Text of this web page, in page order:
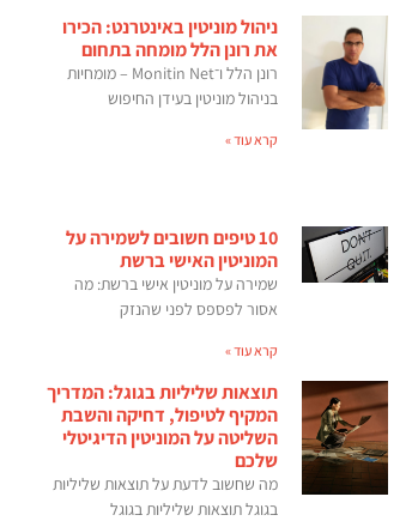
ניהול מוניטין באינטרנט: הכירו
את רונן הלל מומחה בתחום
רונן הלל ו־Monitin Net – מומחיות
בניהול מוניטין בעידן החיפוש
קרא עוד »
10 טיפים חשובים לשמירה על
המוניטין האישי ברשת
שמירה על מוניטין אישי ברשת: מה
אסור לפספס לפני שהנזק
קרא עוד »
תוצאות שליליות בגוגל: המדריך
המקיף לטיפול, דחיקה והשבת
השליטה על המוניטין הדיגיטלי
שלכם
מה שחשוב לדעת על תוצאות שליליות
בגוגל תוצאות שליליות בגוגל